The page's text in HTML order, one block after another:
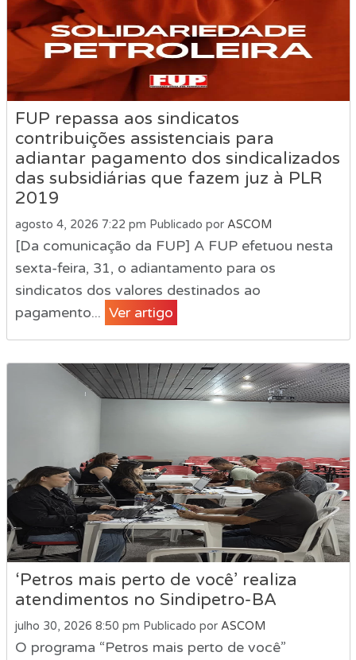
FUP repassa aos sindicatos
contribuições assistenciais para
adiantar pagamento dos sindicalizados
das subsidiárias que fazem juz à PLR
2019
agosto 4, 2026 7:22 pm Publicado por ASCOM
[Da comunicação da FUP] A FUP efetuou nesta
sexta-feira, 31, o adiantamento para os
sindicatos dos valores destinados ao
pagamento... Ver artigo
‘Petros mais perto de você’ realiza
atendimentos no Sindipetro-BA
julho 30, 2026 8:50 pm Publicado por ASCOM
O programa “Petros mais perto de você”